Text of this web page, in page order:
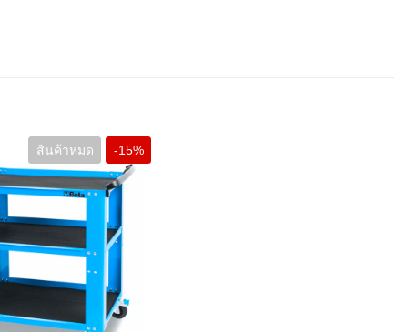
สินค้าหมด -15%
+